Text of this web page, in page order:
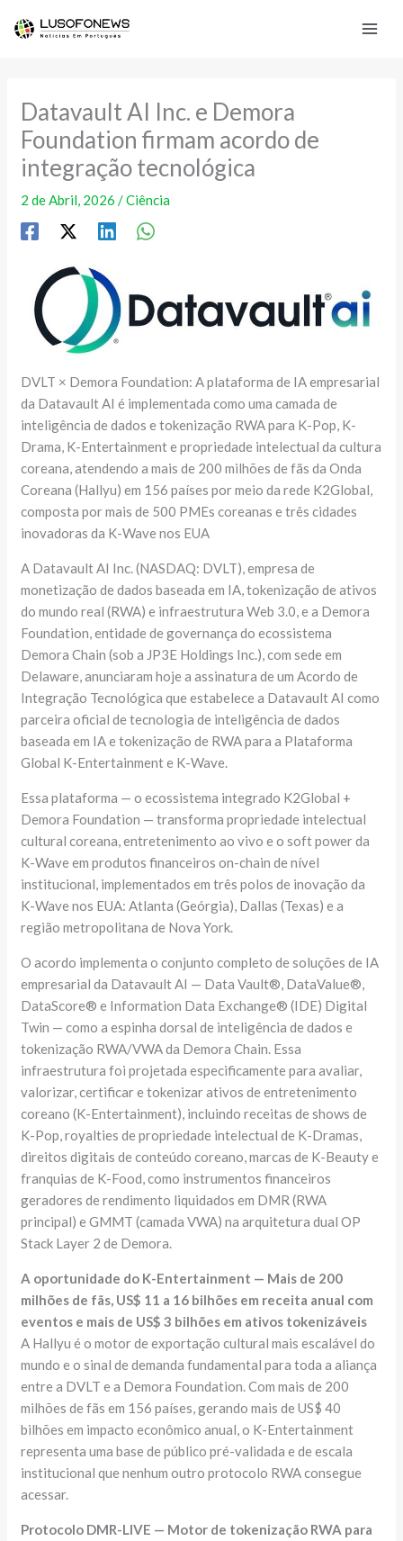
Datavault AI Inc. e Demora
Foundation firmam acordo de
integração tecnológica
2 de Abril, 2026/Ciência
DVLT × Demora Foundation: A plataforma de IA empresarial
da Datavault AI é implementada como uma camada de
inteligência de dados e tokenização RWA para K-Pop, K-
Drama, K-Entertainment e propriedade intelectual da cultura
coreana, atendendo a mais de 200 milhões de fãs da Onda
Coreana (Hallyu) em 156 países por meio da rede K2Global,
composta por mais de 500 PMEs coreanas e três cidades
inovadoras da K-Wave nos EUA
A Datavault AI Inc. (NASDAQ: DVLT), empresa de
monetização de dados baseada em IA, tokenização de ativos
do mundo real (RWA) e infraestrutura Web 3.0, e a Demora
Foundation, entidade de governança do ecossistema
Demora Chain (sob a JP3E Holdings Inc.), com sede em
Delaware, anunciaram hoje a assinatura de um Acordo de
Integração Tecnológica que estabelece a Datavault AI como
parceira oficial de tecnologia de inteligência de dados
baseada em IA e tokenização de RWA para a Plataforma
Global K-Entertainment e K-Wave.
Essa plataforma — o ecossistema integrado K2Global +
Demora Foundation — transforma propriedade intelectual
cultural coreana, entretenimento ao vivo e o soft power da
K-Wave em produtos financeiros on-chain de nível
institucional, implementados em três polos de inovação da
K-Wave nos EUA: Atlanta (Geórgia), Dallas (Texas) e a
região metropolitana de Nova York.
O acordo implementa o conjunto completo de soluções de IA
empresarial da Datavault AI — Data Vault®, DataValue®,
DataScore® e Information Data Exchange® (IDE) Digital
Twin — como a espinha dorsal de inteligência de dados e
tokenização RWA/VWA da Demora Chain. Essa
infraestrutura foi projetada especificamente para avaliar,
valorizar, certificar e tokenizar ativos de entretenimento
coreano (K-Entertainment), incluindo receitas de shows de
K-Pop, royalties de propriedade intelectual de K-Dramas,
direitos digitais de conteúdo coreano, marcas de K-Beauty e
franquias de K-Food, como instrumentos financeiros
geradores de rendimento liquidados em DMR (RWA
principal) e GMMT (camada VWA) na arquitetura dual OP
Stack Layer 2 de Demora.
A oportunidade do K-Entertainment — Mais de 200
milhões de fãs, US$ 11 a 16 bilhões em receita anual com
eventos e mais de US$ 3 bilhões em ativos tokenizáveis
A Hallyu é o motor de exportação cultural mais escalável do
mundo e o sinal de demanda fundamental para toda a aliança
entre a DVLT e a Demora Foundation. Com mais de 200
milhões de fãs em 156 países, gerando mais de US$ 40
bilhões em impacto econômico anual, o K-Entertainment
representa uma base de público pré-validada e de escala
institucional que nenhum outro protocolo RWA consegue
acessar.
Protocolo DMR-LIVE — Motor de tokenização RWA para